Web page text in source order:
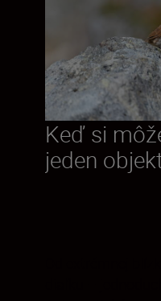
Keď si
jeden